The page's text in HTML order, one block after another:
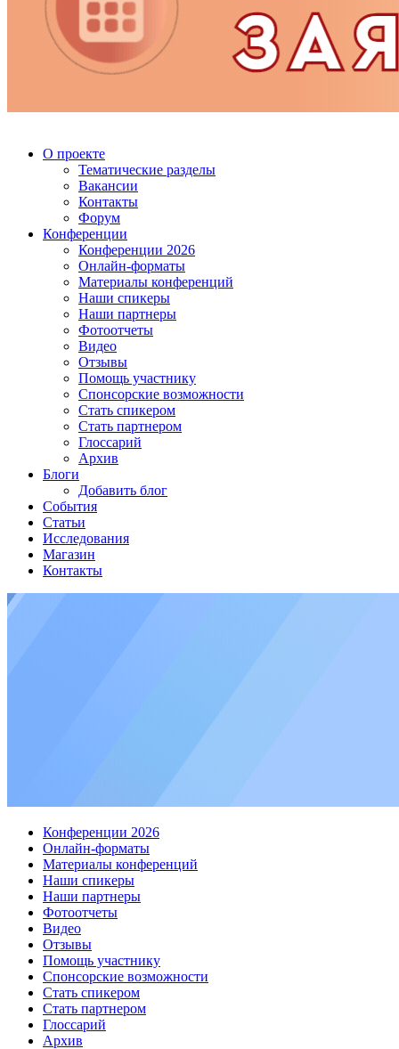
О проекте
Тематические разделы
Вакансии
Контакты
Форум
Конференции
Конференции 2026
Онлайн-форматы
Материалы конференций
Наши спикеры
Наши партнеры
Фотоотчеты
Видео
Отзывы
Помощь участнику
Спонсорские возможности
Стать спикером
Стать партнером
Глоссарий
Архив
Блоги
Добавить блог
События
Статьи
Исследования
Магазин
Контакты
Конференции 2026
Онлайн-форматы
Материалы конференций
Наши спикеры
Наши партнеры
Фотоотчеты
Видео
Отзывы
Помощь участнику
Спонсорские возможности
Стать спикером
Стать партнером
Глоссарий
Архив